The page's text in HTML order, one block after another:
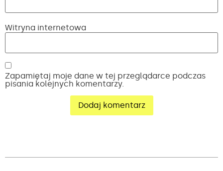
Witryna internetowa
Zapamiętaj moje dane w tej przeglądarce podczas
pisania kolejnych komentarzy.